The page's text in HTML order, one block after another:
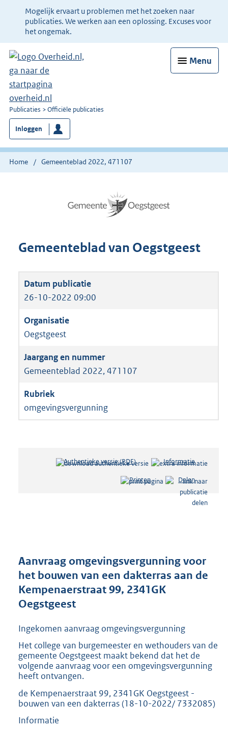
Ter
informatie:
Mogelijk ervaart u problemen met het zoeken naar
publicaties. We werken aan een oplossing. Excuses voor
het ongemak.
Menu
U
bent
nu
hier:
Publicaties Officiële publicaties
Inloggen
Home Gemeenteblad 2022, 471107
Gemeenteblad van Oegstgeest
26-10-2022 09:00
Oegstgeest
Gemeenteblad 2022, 471107
omgevingsvergunning
Authentieke versie (PDF)b
s
r
o
o
t
2
9
3
K
Informatie
Printen Delen
Aanvraag omgevingsvergunning voor
het bouwen van een dakterras aan de
Kempenaerstraat 99, 2341GK
Oegstgeest
Ingekomen aanvraag omgevingsvergunning
Het college van burgemeester en wethouders van de
gemeente Oegstgeest maakt bekend dat het de
volgende aanvraag voor een omgevingsvergunning
heeft ontvangen.
de Kempenaerstraat 99, 2341GK Oegstgeest -
bouwen van een dakterras (18-10-2022/ 7332085)
Informatie